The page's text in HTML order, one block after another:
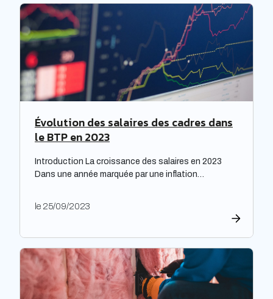
territoires met en lumière les enjeux majeurs […]
Évolution des salaires des cadres dans
le BTP en 2023
Introduction La croissance des salaires en 2023
Dans une année marquée par une inflation
une inflation hors-norme, les entreprises ont mis la
Expectra dans son 21ème baromètre, évoquant une
progression […]
le 25/09/2023